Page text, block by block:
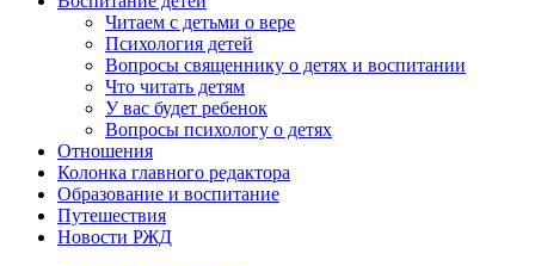
Читаем с детьми о вере
Психология детей
Вопросы священнику о детях и воспитании
Что читать детям
У вас будет ребенок
Вопросы психологу о детях
Отношения
Колонка главного редактора
Образование и воспитание
Путешествия
Новости РЖД